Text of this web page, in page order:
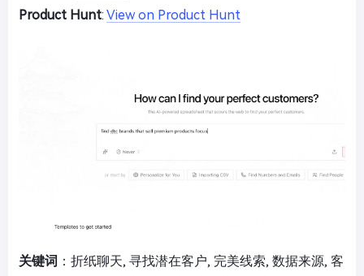
Product Hunt: View on Product Hunt
关键词 ：折纸聊天, 寻找潜在客户, 完美线索, 数据来源, 客